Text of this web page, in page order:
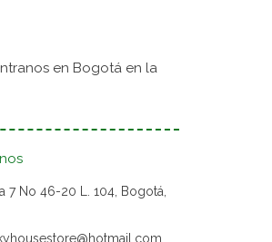
en Bogotá en la
7 No 46-20 L. 104, Bogotá,